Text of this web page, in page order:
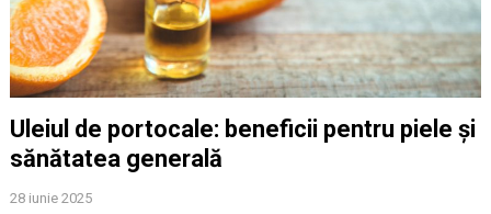
Uleiul de portocale: beneficii pentru piele și
sănătatea generală
28 iunie 2025